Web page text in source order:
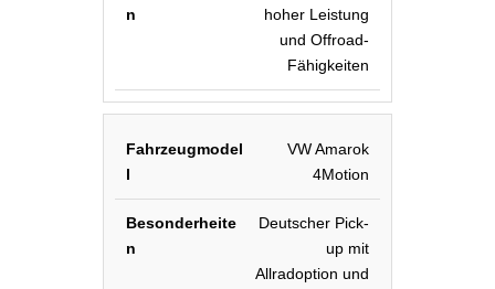
hoher Leistung
und Offroad-
Fähigkeiten
VW Amarok
4Motion
Deutscher Pick-
up mit
Allradoption und